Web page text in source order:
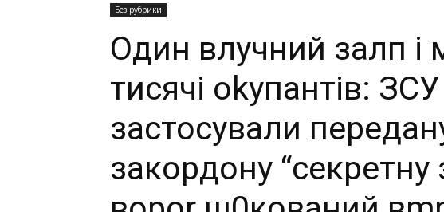
Без рубрики
Один влучний залп і
тисячі оkyпантів:
застосували
закордону